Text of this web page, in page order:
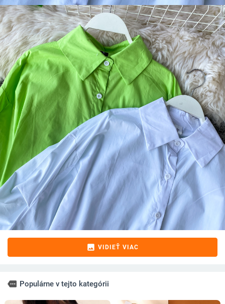
image VIDIEŤ VIAC
more Populárne v tejto kategórii